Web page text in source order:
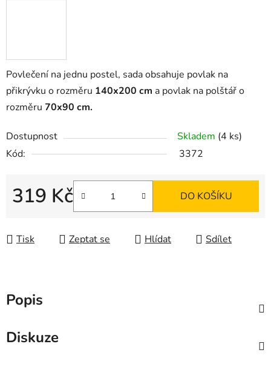
Povlečení na jednu postel, sada obsahuje povlak na
přikrývku o rozměru 140x200 cm a povlak na polštářo
rozměru 70x90 cm.
Dostupnost Skladem (4 ks)
Kód:
3372
319 Kč DO KOŠÍKU
Tisk Zeptat se Hlídat Sdílet
Popis
Diskuze